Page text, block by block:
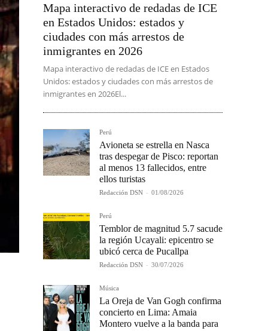
Mapa interactivo de redadas de ICE
en Estados Unidos: estados y
ciudades con más arrestos de
inmigrantes en 2026
Mapa interactivo de redadas de ICE en Estados
Unidos: estados y ciudades con más arrestos de
inmigrantes en 2026El...
Perú
Avioneta se estrella en Nasca
tras despegar de Pisco: reportan
al menos 13 fallecidos, entre
ellos turistas
Redacción DSN - 01/08/2026
Perú
Temblor de magnitud 5.7 sacude
la región Ucayali: epicentro se
ubicó cerca de Pucallpa
Redacción DSN - 30/07/2026
Música
La Oreja de Van Gogh confirma
concierto en Lima: Amaia
Montero vuelve a la banda para